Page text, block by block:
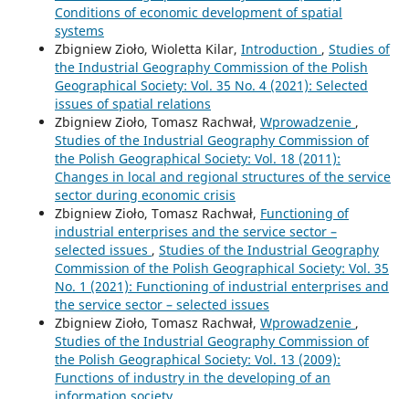
Conditions of economic development of spatial
systems
Zbigniew Zioło, Wioletta Kilar, Introduction , Studies of
the Industrial Geography Commission of the Polish
Geographical Society: Vol. 35 No. 4 (2021): Selected
issues of spatial relations
Zbigniew Zioło, Tomasz Rachwał, Wprowadzenie ,
Studies of the Industrial Geography Commission of
the Polish Geographical Society: Vol. 18 (2011):
Changes in local and regional structures of the service
sector during economic crisis
Zbigniew Zioło, Tomasz Rachwał, Functioning of
industrial enterprises and the service sector –
selected issues , Studies of the Industrial Geography
Commission of the Polish Geographical Society: Vol. 35
No. 1 (2021): Functioning of industrial enterprises and
the service sector – selected issues
Zbigniew Zioło, Tomasz Rachwał, Wprowadzenie ,
Studies of the Industrial Geography Commission of
the Polish Geographical Society: Vol. 13 (2009):
Functions of industry in the developing of an